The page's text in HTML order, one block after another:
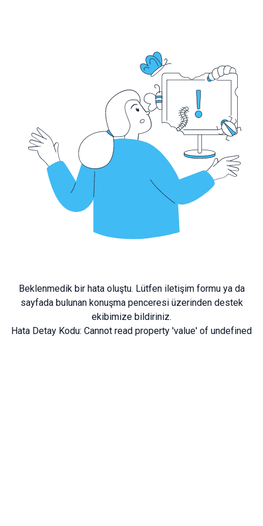
Beklenmedik bir hata oluştu. Lütfen iletişim formu ya da
sayfada bulunan konuşma penceresi üzerinden destek
ekibimize bildiriniz.
Hata Detay Kodu: Cannot read property 'value' of undefined